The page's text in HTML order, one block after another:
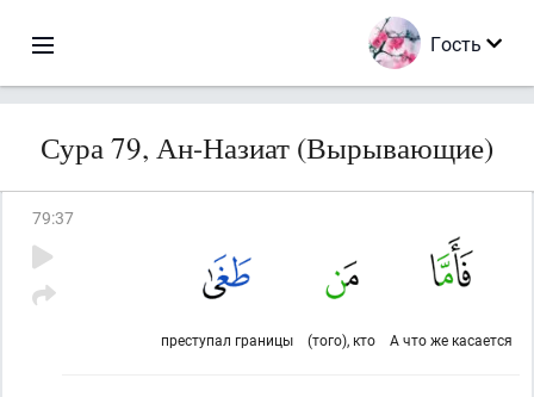
Гость
Сура 79, Ан-Назиат (Вырывающие)
79:37
А что же касается
(того), кто
преступал границы